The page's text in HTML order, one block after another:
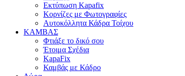
Εκτύπωση Kapafix
Κορνίζες με Φωτογραφίες
Αυτοκόλλητα Κάδρα Τοίχου
ΚΑΜΒΑΣ
Φτιάξε το δικό σου
Έτοιμα Σχέδια
KapaFix
Καμβάς με Κάδρο